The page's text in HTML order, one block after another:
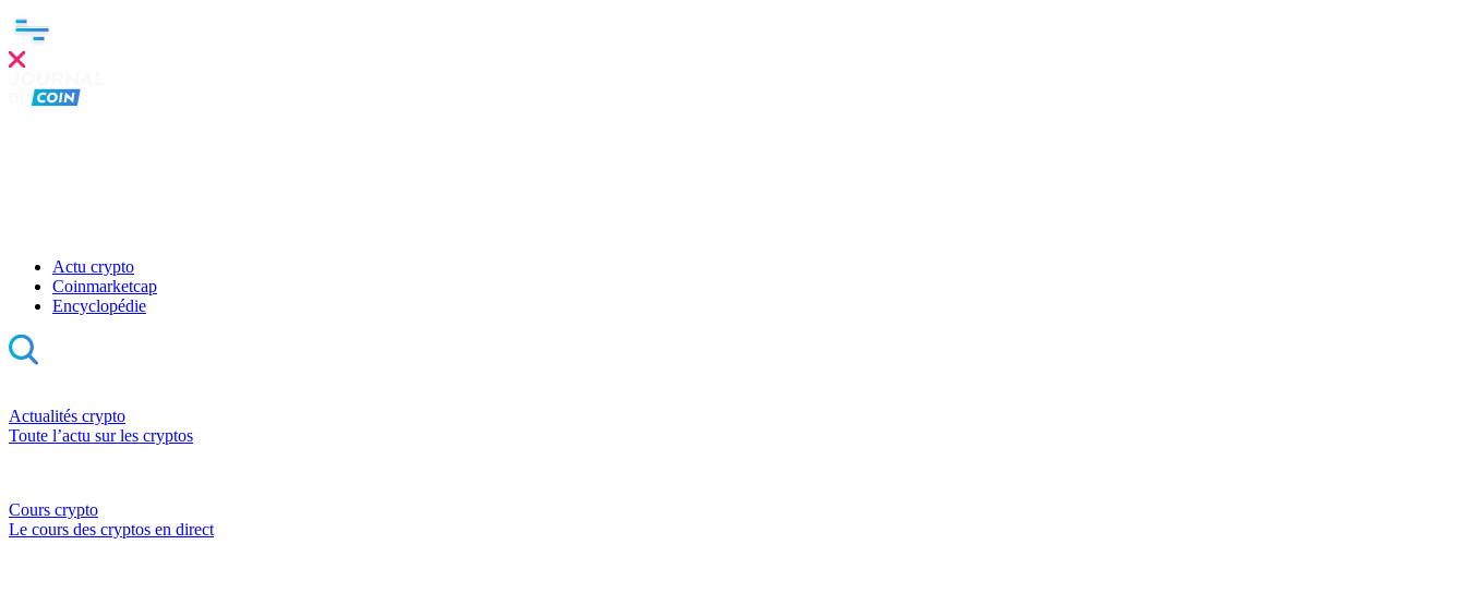
Actu crypto
Coinmarketcap
Encyclopédie
Actualités crypto
Toute l’actu sur les cryptos
Cours crypto
Le cours des cryptos en direct